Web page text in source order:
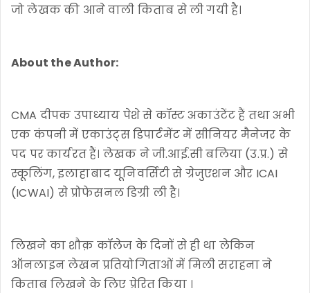
जो लेखक की आने वाली किताब से ली गयी है।
About the Author:
CMA दीपक उपाध्याय पेशे से कॉस्ट अकाउंटेंट हैं तथा अभी
एक कंपनी में एकाउंट्स डिपार्टमेंट में सीनियर मैनेजर के
पद पर कार्यरत हैं। लेखक ने जी.आई.सी बलिया (उ.प्र.) से
स्कूलिंग, इलाहाबाद यूनिवर्सिटी से ग्रेजुएशन और ICAI
(ICWAI) से प्रोफेसनल डिग्री ली है।
लिखने का शौक़ कॉलेज के दिनों से ही था लेकिन
ऑनलाइन लेखन प्रतियोगिताओं में मिली सराहना ने
किताब लिखने के लिए प्रेरित किया ।